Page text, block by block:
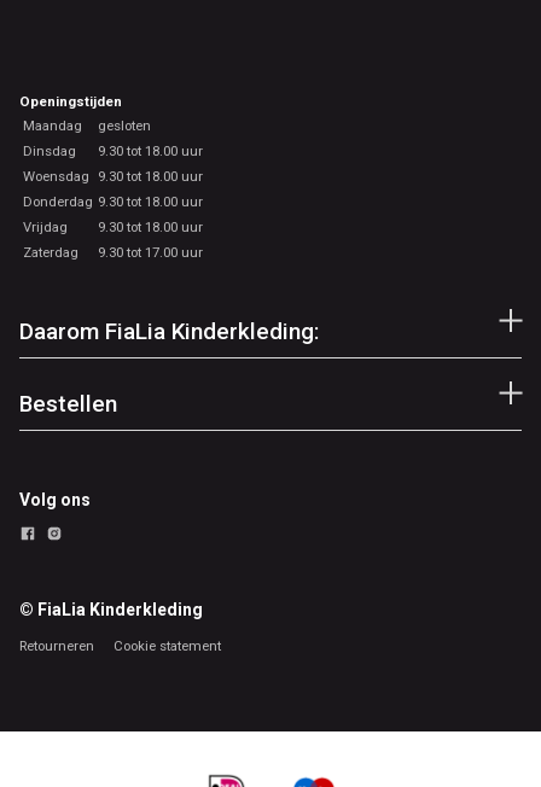
Openingstijden
Maandag
gesloten
Dinsdag
9.30 tot 18.00 uur
Woensdag
9.30 tot 18.00 uur
Donderdag 9.30 tot 18.00 uur
Vrijdag
9.30 tot 18.00 uur
Zaterdag
9.30 tot 17.00 uur
Daarom FiaLia Kinderkleding:
Bestellen
Volg ons
© FiaLia Kinderkleding
Retourneren Cookie statement